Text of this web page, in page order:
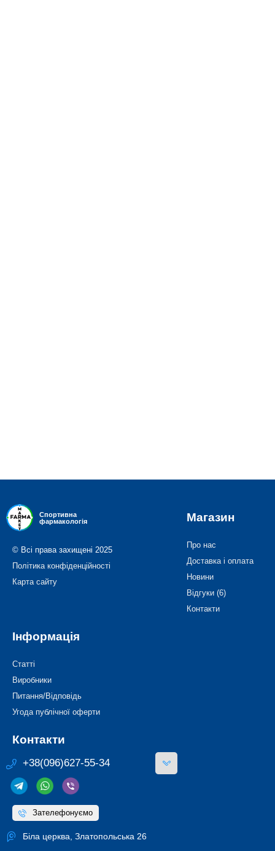
Спортивна
фармакологія
© Всі права захищені 2025
Політика конфіденційності
Карта сайту
Магазин
Про нас
Доставка і оплата
Новини
Відгуки (6)
Контакти
Інформація
Статті
Виробники
Питання/Відповідь
Угода публічної оферти
Контакти
+38(096)627-55-34
Зателефонуємо
Біла церква, Златопольська 26